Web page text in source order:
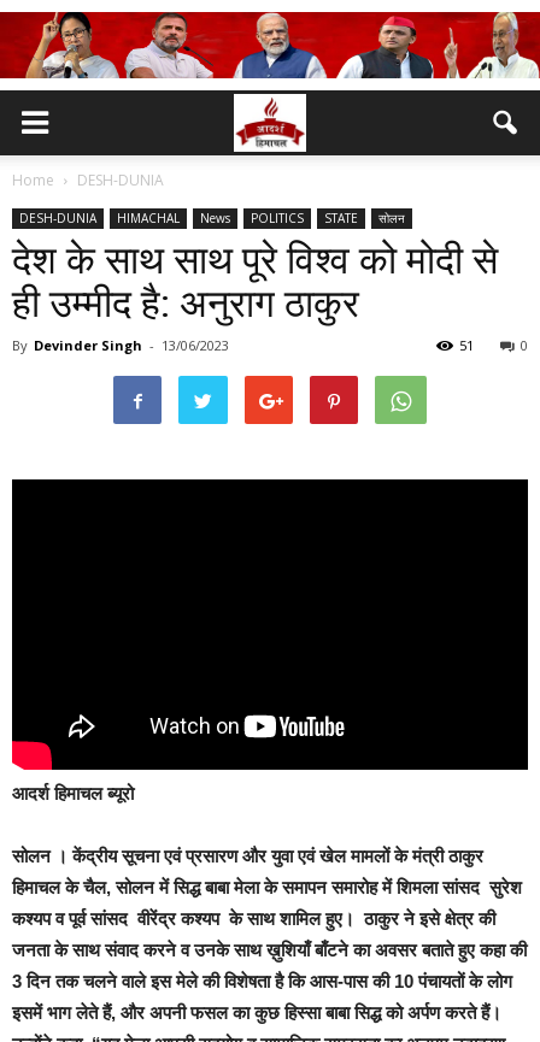
Home DESH-DUNIA
DESH-DUNIA HIMACHAL News POLITICS STATE सोलन
देश के साथ साथ पूरे विश्व को मोदी से
ही उम्मीद है: अनुराग ठाकुर
By Devinder Singh - 13/06/2023 0
51
आदर्श हिमाचल ब्यूरो
सोलन। केंद्रीय सूचना एवं प्रसारण और युवा एवं खेल मामलों के मंत्री ठाकुर
हिमाचल के चैल, सोलन में सिद्ध बाबा मेला के समापन समारोह में शिमला सांसद सुरेश
कश्यप व पूर्व सांसद वीरेंद्र कश्यप के साथ शामिल हुए। ठाकुर ने इसे क्षेत्र की
जनता के साथ संवाद करने व उनके साथ ख़ुशियाँ बाँटने का अवसर बताते हुए कहा की
3 दिन तक चलने वाले इस मेले की विशेषता है कि आस-पास की 10 पंचायतों के लोग
इसमें भाग लेते हैं, और अपनी फसल का कुछ हिस्सा बाबा सिद्ध को अर्पण करते हैं।